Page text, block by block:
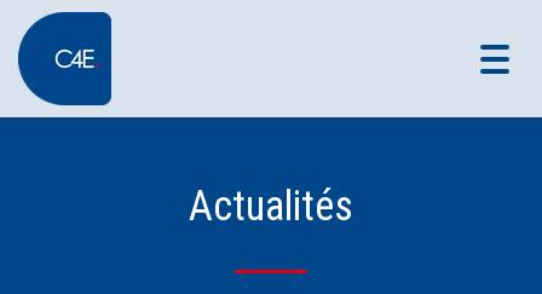
Actualités